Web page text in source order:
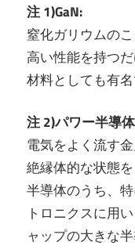
注 1)GaN:
窒化ガリウムの
高い性能を持つ
材料としても有名
注 2)パワー半導
電気をよく流す
絶縁体的な状態
半導体のうち、
トロニクスに用
ャップの大きな